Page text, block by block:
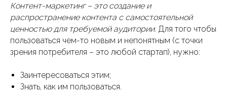
Контент-маркетинг – это создание и
распространение контента с самостоятельной
ценностью для требуемой аудитории. Для того чтобы
пользоваться чем-то новым и непонятным (с точки
зрения потребителя – это любой стартап), нужно:
Заинтересоваться этим;
Знать, как им пользоваться.